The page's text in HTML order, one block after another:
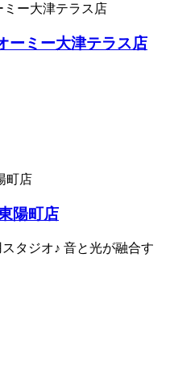
ーミー大津テラス店
陽町店
タジオ♪ 音と光が融合す